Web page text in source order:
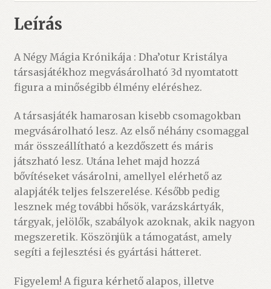
Leírás
A Négy Mágia Krónikája : Dha’otur Kristálya
társasjátékhoz megvásárolható 3d nyomtatott
figura a minőségibb élmény eléréshez.
A társasjáték hamarosan kisebb csomagokban
megvásárolható lesz. Az első néhány csomaggal
már összeállítható a kezdőszett és máris
játszható lesz. Utána lehet majd hozzá
bővítéseket vásárolni, amellyel elérhető az
alapjáték teljes felszerelése. Később pedig
lesznek még további hősök, varázskártyák,
tárgyak, jelölők, szabályok azoknak, akik nagyon
megszeretik. Köszönjük a támogatást, amely
segíti a fejlesztési és gyártási hátteret.
Figyelem! A figura kérhető alapos, illetve